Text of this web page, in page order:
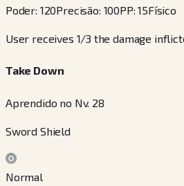
Poder: 120Precisão: 100PP:15Físico
User receives 1/3 the damage
Take Down
Aprendido no Nv. 28
Sword Shield
Normal